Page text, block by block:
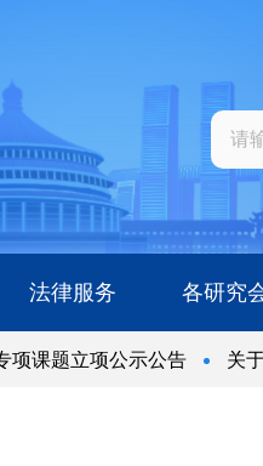
法律服务 各研究
课题立项公示公告
关于